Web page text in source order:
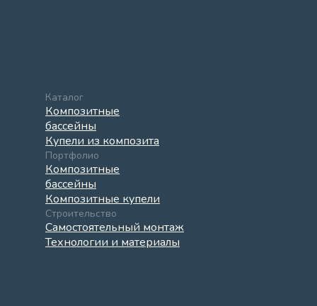
Каталог
Композитные
бассейны
Купели из композита
Портфолио
Композитные
бассейны
Композитные купели
Строительство
Самостоятельный монтаж
Технологии и материалы